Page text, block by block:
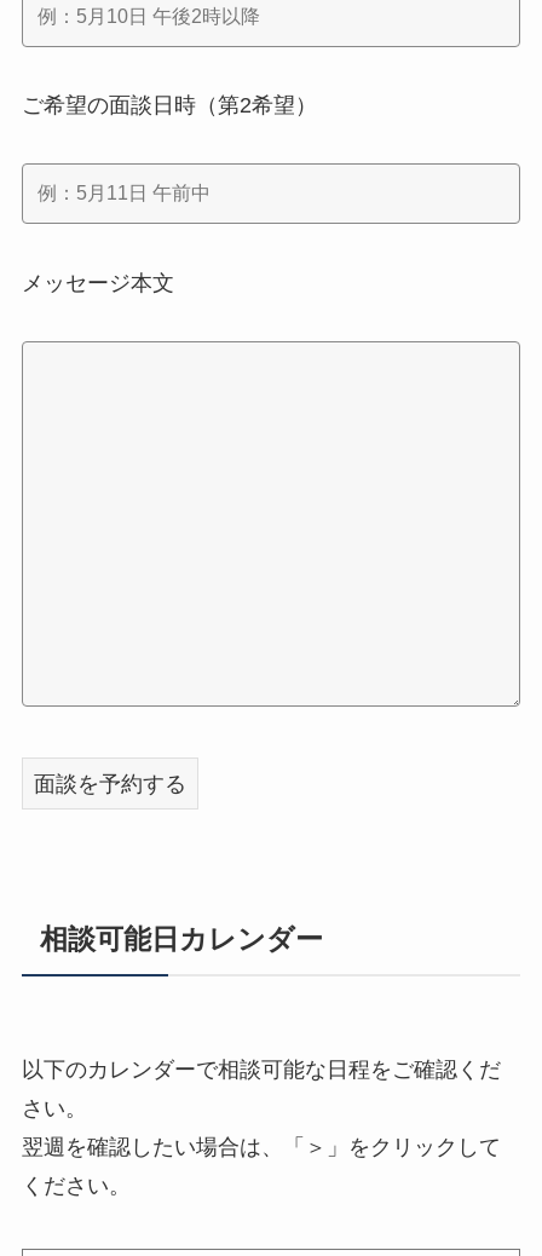
ご希望の面談日時（第2希望）
メッセージ本文
相談可能日カレンダー
以下のカレンダーで相談可能な日程をご確認くだ
さい。
翌週を確認したい場合は、「＞」をクリックして
ください。